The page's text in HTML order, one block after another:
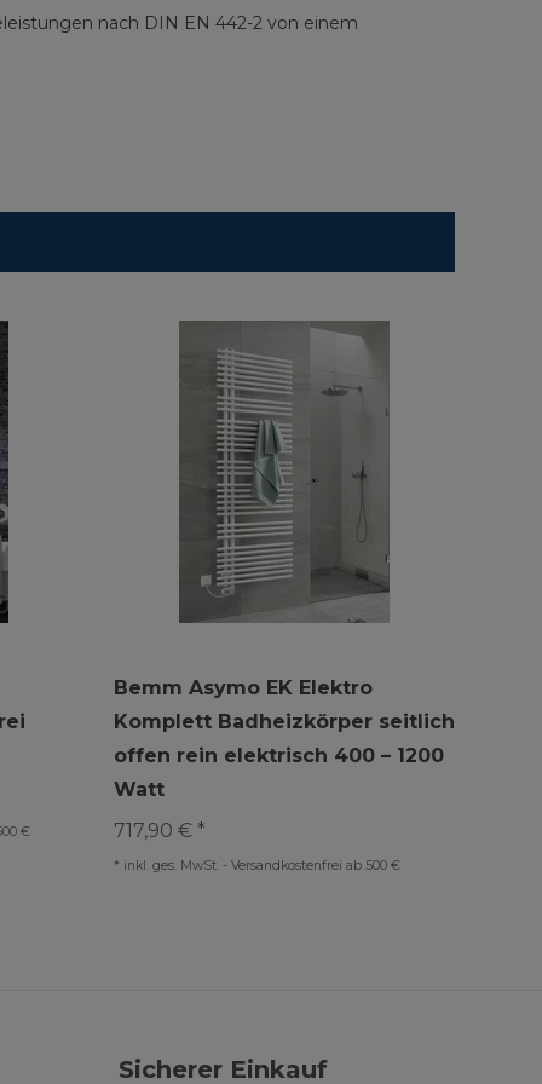
nach DIN EN 442-2 von einem
€
Bemm Asymo EK Elektro
Komplett Badheizkörper seitlich
offen rein elektrisch 400 – 1200
Watt
717,90 € *
* inkl. ges. MwSt. - Versandkostenfrei ab 500 €
Sicherer Einkauf